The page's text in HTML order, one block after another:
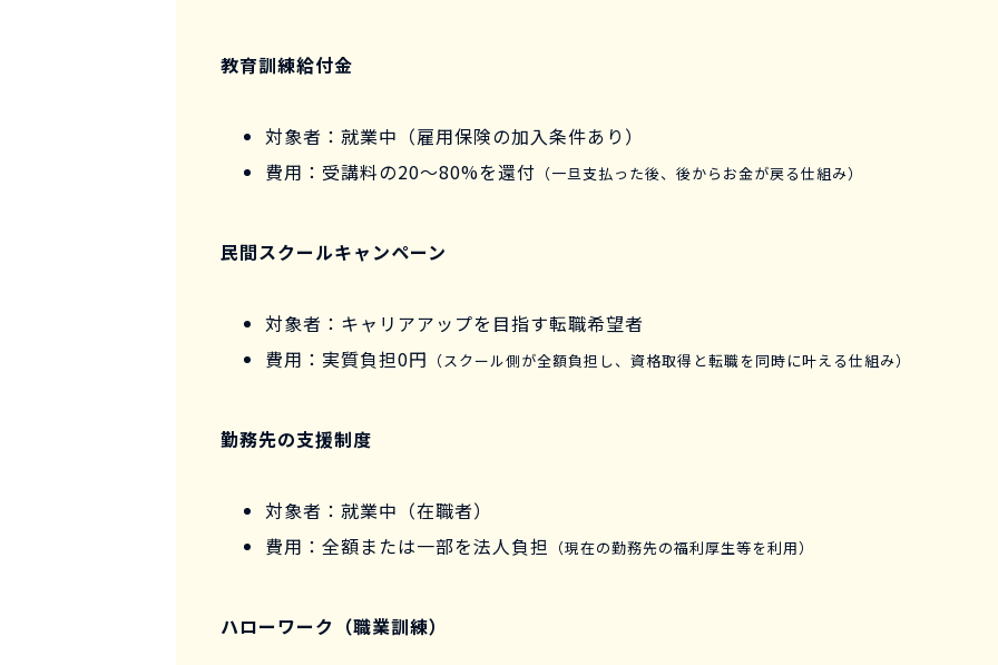
教育訓練給付金
対象者：就業中（雇用保険の加入条件あり）
費用：受講料の20〜80%を還付 （一旦支払った後、後からお金が戻る仕組み）
民間スクールキャンペーン
対象者：キャリアアップを目指す転職希望者
費用：実質負担0円 （スクール側が全額負担し、資格取得と転職を同時に叶える仕組み）
勤務先の支援制度
対象者：就業中（在職者）
費用：全額または一部を法人負担 （現在の勤務先の福利厚生等を利用）
ハローワーク（職業訓練）